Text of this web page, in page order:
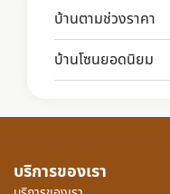
บ้านตามช่วงราคา
บ้านโซนยอดนิยม
บริการของเรา